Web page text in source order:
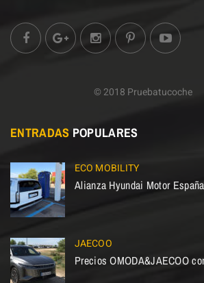
© 2018 Pruebatucoche
ENTRADAS POPULARES
ECO MOBILITY
Alianza Hyundai Motor
JAECOO
Precios OMODA&JAECOO